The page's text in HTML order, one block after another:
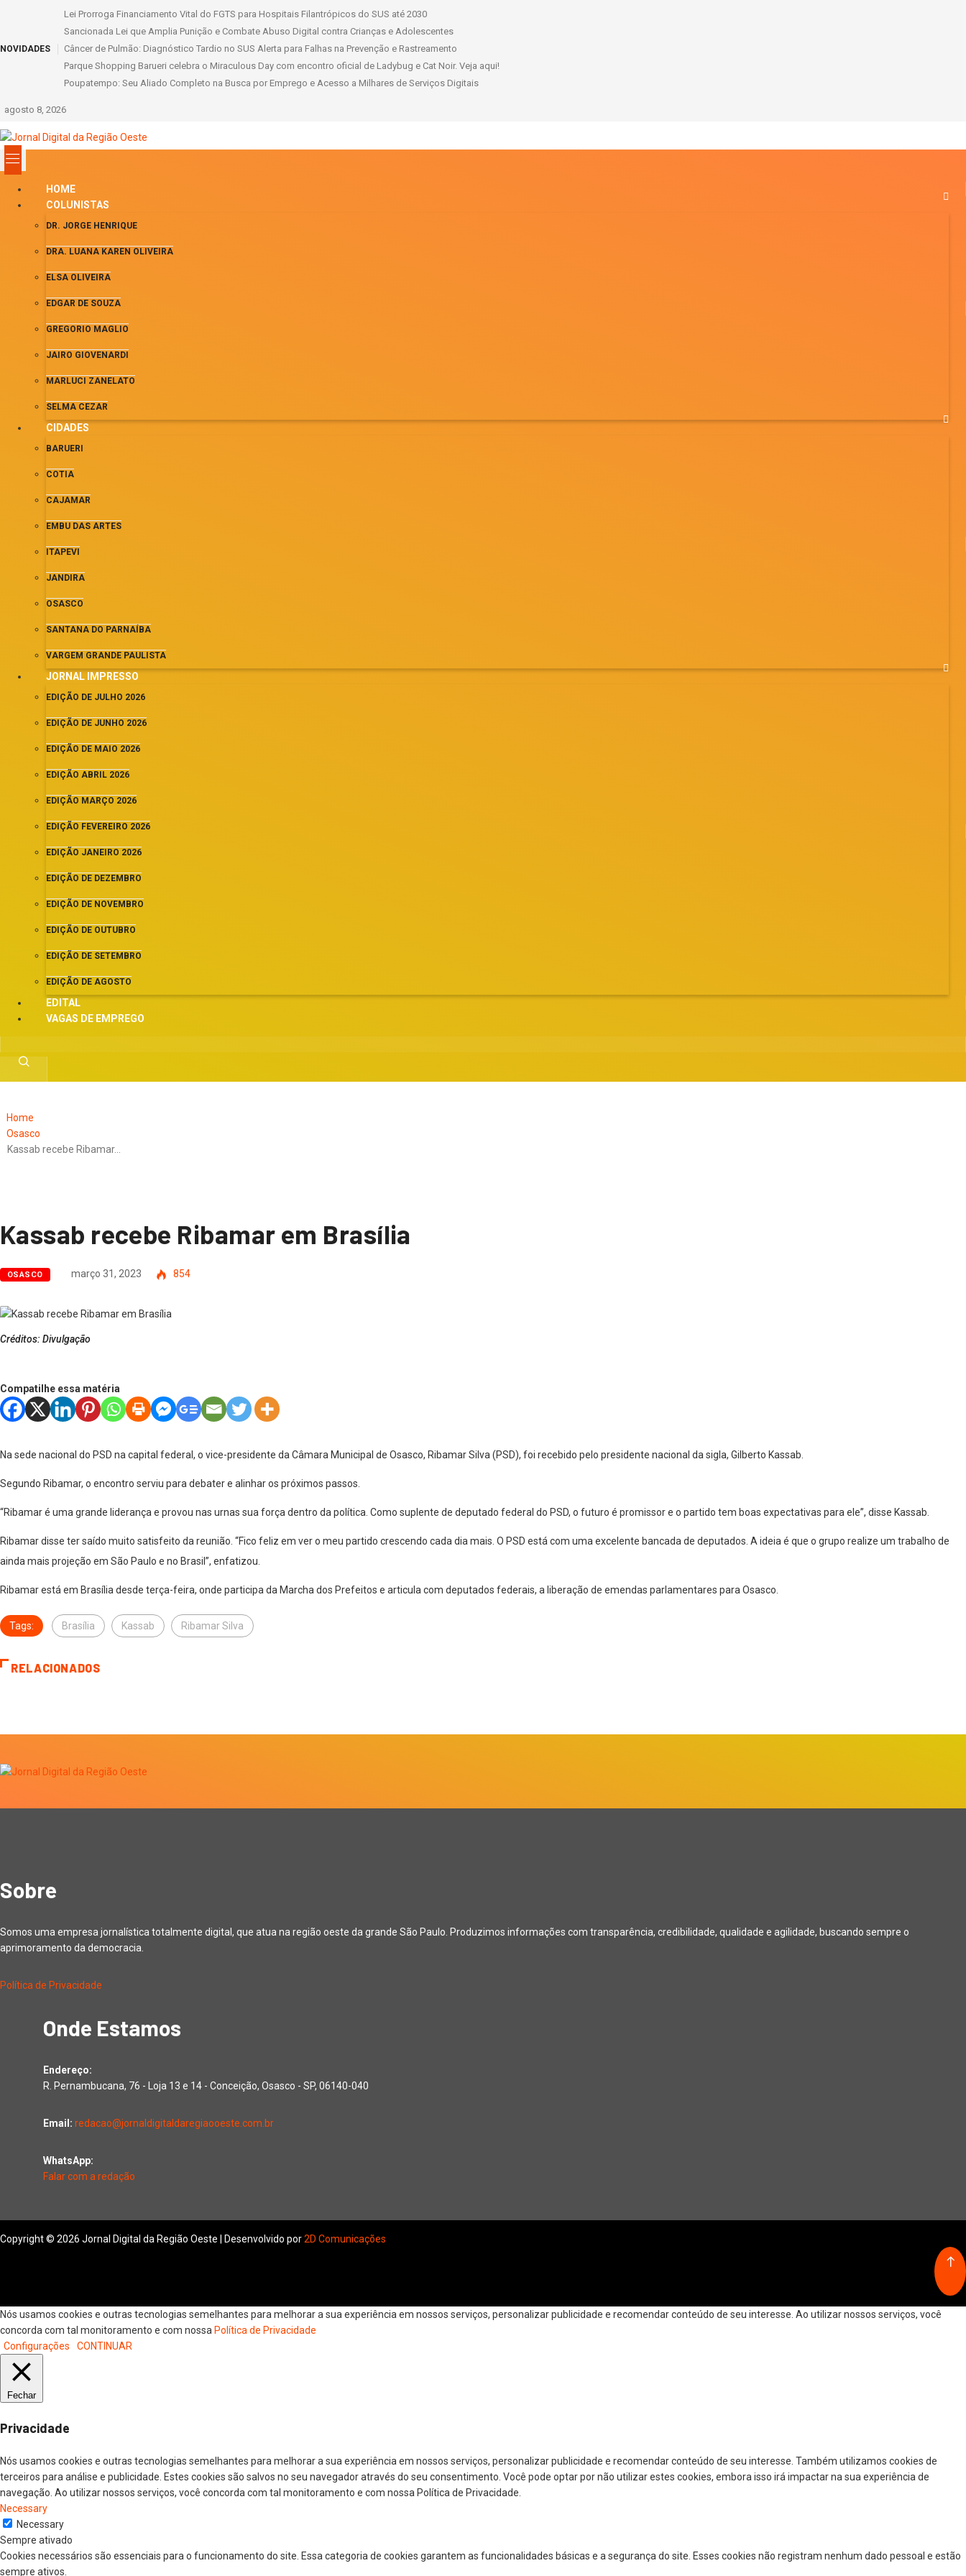
NOVIDADES
Lei Prorroga Financiamento Vital do FGTS para Hospitais Filantrópicos do SUS até 2030
Sancionada Lei que Amplia Punição e Combate Abuso Digital contra Crianças e Adolescentes
Câncer de Pulmão: Diagnóstico Tardio no SUS Alerta para Falhas na Prevenção e Rastreamento
Parque Shopping Barueri celebra o Miraculous Day com encontro oficial de Ladybug e Cat Noir. Veja aqui!
Poupatempo: Seu Aliado Completo na Busca por Emprego e Acesso a Milhares de Serviços Digitais
agosto 8, 2026
HOME
COLUNISTAS
DR. JORGE HENRIQUE
DRA. LUANA KAREN OLIVEIRA
ELSA OLIVEIRA
EDGAR DE SOUZA
GREGORIO MAGLIO
JAIRO GIOVENARDI
MARLUCI ZANELATO
SELMA CEZAR
CIDADES
BARUERI
COTIA
CAJAMAR
EMBU DAS ARTES
ITAPEVI
JANDIRA
OSASCO
SANTANA DO PARNAÍBA
VARGEM GRANDE PAULISTA
JORNAL IMPRESSO
EDIÇÃO DE JULHO 2026
EDIÇÃO DE JUNHO 2026
EDIÇÃO DE MAIO 2026
EDIÇÃO ABRIL 2026
EDIÇÃO MARÇO 2026
EDIÇÃO FEVEREIRO 2026
EDIÇÃO JANEIRO 2026
EDIÇÃO DE DEZEMBRO
EDIÇÃO DE NOVEMBRO
EDIÇÃO DE OUTUBRO
EDIÇÃO DE SETEMBRO
EDIÇÃO DE AGOSTO
EDITAL
VAGAS DE EMPREGO
Home
Osasco
Kassab recebe Ribamar…
Kassab recebe Ribamar em Brasília
OSASCO março 31, 2023 854
Créditos: Divulgação
Compatilhe essa matéria
Na sede nacional do PSD na capital federal, o vice-presidente da Câmara Municipal de Osasco, Ribamar Silva (PSD), foi recebido pelo presidente nacional da sigla, Gilberto Kassab.
Segundo Ribamar, o encontro serviu para debater e alinhar os próximos passos.
“Ribamar é uma grande liderança e provou nas urnas sua força dentro da política. Como suplente de deputado federal do PSD, o futuro é promissor e o partido tem boas expectativas para ele”, disse Kassab.
Ribamar disse ter saído muito satisfeito da reunião. “Fico feliz em ver o meu partido crescendo cada dia mais. O PSD está com uma excelente bancada de deputados. A ideia é que o grupo realize um trabalho de
ainda mais projeção em São Paulo e no Brasil”, enfatizou.
Ribamar está em Brasília desde terça-feira, onde participa da Marcha dos Prefeitos e articula com deputados federais, a liberação de emendas parlamentares para Osasco.
Tags: Brasília Kassab Ribamar Silva
RELACIONADOS
Sobre
Somos uma empresa jornalística totalmente digital, que atua na região oeste da grande São Paulo. Produzimos informações com transparência, credibilidade, qualidade e agilidade, buscando sempre o
aprimoramento da democracia.
Política de Privacidade
Onde Estamos
Endereço:
R. Pernambucana, 76 - Loja 13 e 14 - Conceição, Osasco - SP, 06140-040
Email: redacao@jornaldigitaldaregiaooeste.com.br
WhatsApp:
Falar com a redação
Copyright © 2026 Jornal Digital da Região Oeste | Desenvolvido por2D Comunicações
Nós usamos cookies e outras tecnologias semelhantes para melhorar a sua experiência em nossos serviços, personalizar publicidade e recomendar conteúdo de seu interesse. Ao utilizar nossos serviços, você
concorda com tal monitoramento e com nossa Política de Privacidade
Configurações
CONTINUAR
Fechar
Privacidade
Nós usamos cookies e outras tecnologias semelhantes para melhorar a sua experiência em nossos serviços, personalizar publicidade e recomendar conteúdo de seu interesse. Também utilizamos cookies de
terceiros para análise e publicidade. Estes cookies são salvos no seu navegador através do seu consentimento. Você pode optar por não utilizar estes cookies, embora isso irá impactar na sua experiência de
navegação. Ao utilizar nossos serviços, você concorda com tal monitoramento e com nossa Política de Privacidade.
Necessary
Necessary
Sempre ativado
Cookies necessários são essenciais para o funcionamento do site. Essa categoria de cookies garantem as funcionalidades básicas e a segurança do site. Esses cookies não registram nenhum dado pessoal e estão
sempre ativos.